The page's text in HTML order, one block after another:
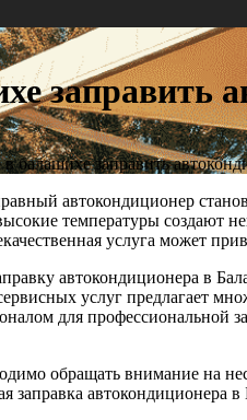
заправить
балашихе заправить
автокондиционер
температуры создают
услуга может
автокондиционера в
услуг предлагает
для профессиональной
обращать внимание на
заправка